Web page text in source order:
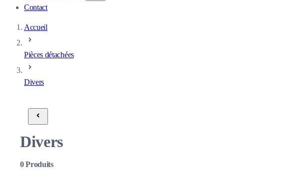
Contact
Accueil
Pièces détachées
Divers
Divers
0Produits